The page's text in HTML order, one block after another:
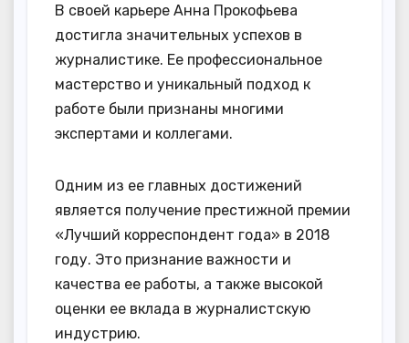
В своей карьере Анна Прокофьева
достигла значительных успехов в
журналистике. Ее профессиональное
мастерство и уникальный подход к
работе были признаны многими
экспертами и коллегами.
Одним из ее главных достижений
является получение престижной премии
«Лучший корреспондент года» в 2018
году. Это признание важности и
качества ее работы, а также высокой
оценки ее вклада в журналистскую
индустрию.